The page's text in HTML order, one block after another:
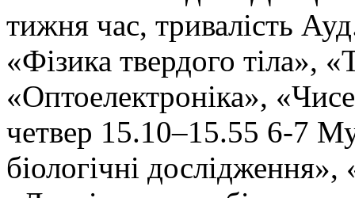
тижня час, тривалість
«Фізика твердого тіла»,
«Оптоелектроніка»,
четвер 15.10–15.55 6-7
біологічні